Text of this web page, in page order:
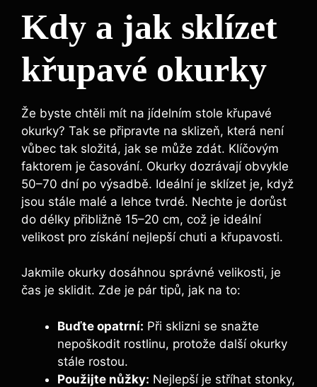
Kdy a jak sklízet
křupavé okurky
Že byste chtěli mít na jídelním stole křupavé
okurky? Tak se připravte na sklizeň, která není
vůbec tak složitá, jak se může zdát. Klíčovým
faktorem je časování. Okurky dozrávají obvykle
50–70 dní po výsadbě. Ideální je sklízet je, když
jsou stále malé a lehce tvrdé. Nechte je dorůst
do délky přibližně 15–20 cm, což je ideální
velikost pro získání nejlepší chuti a křupavosti.
Jakmile okurky dosáhnou správné velikosti, je
čas je sklidit. Zde je pár tipů, jak na to:
Buďte opatrní: Při sklizni se snažte
nepoškodit rostlinu, protože další okurky
stále rostou.
Použijte nůžky: Nejlepší je stříhat stonky,